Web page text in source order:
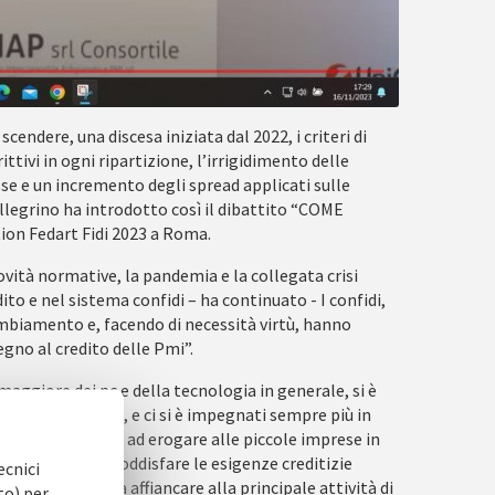
una discesa iniziata dal 2022, i criteri di
in ogni ripartizione, l’irrigidimento delle
e un incremento degli spread applicati sulle
ha introdotto così il dibattito “COME
Fedart Fidi 2023 a Roma.
normative, la pandemia e la collegata crisi
e nel sistema confidi – ha continuato - I confidi,
e, facendo di necessità virtù, hanno
al credito delle Pmi”.
dei pc e della tecnologia in generale, si è
garanzia, e ci si è impegnati sempre più in
iniziato ad erogare alle piccole imprese in
efficace per soddisfare le esigenze creditizie
dei confidi da affiancare alla principale attività di